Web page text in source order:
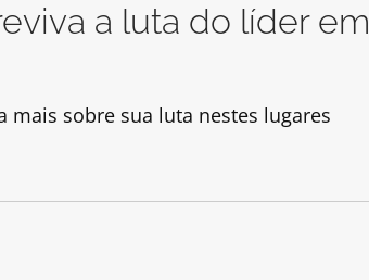
a luta do líder em
mais sobre sua luta nestes lugares